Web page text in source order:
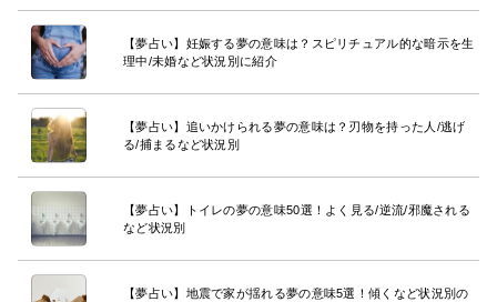
【夢占い】妊娠する夢の意味は？スピリチュアル的な暗示を生
理中/未婚など状況別に紹介
【夢占い】追いかけられる夢の意味は？刃物を持った人/逃げ
る/捕まるなど状況別
【夢占い】トイレの夢の意味50選！よく見る/逆流/邪魔される
など状況別
【夢占い】地震で家が揺れる夢の意味5選！傾くなど状況別の